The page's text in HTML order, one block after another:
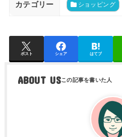
カテゴリー ショッピング
ポスト シェア はてブ
ABOUT US